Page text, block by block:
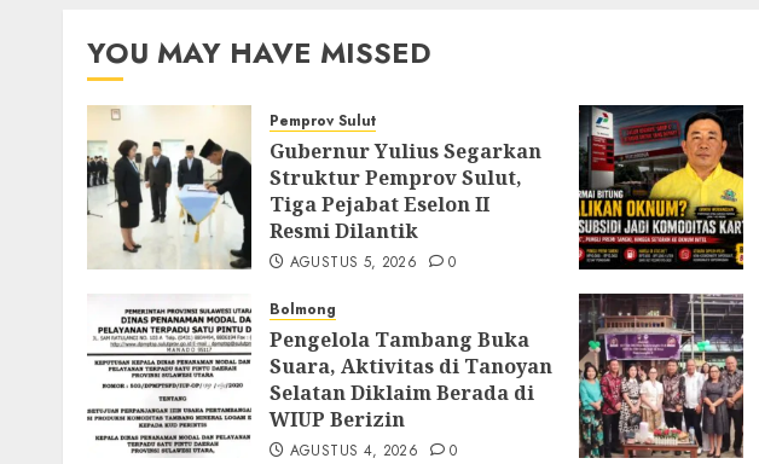
YOU MAY HAVE MISSED
Pemprov Sulut
Gubernur Yulius Segarkan
Struktur Pemprov Sulut,
Tiga Pejabat Eselon II
Resmi Dilantik
AGUSTUS 5, 2026 0
Bolmong
Pengelola Tambang Buka
Suara, Aktivitas di Tanoyan
Selatan Diklaim Berada di
WIUP Berizin
AGUSTUS 4, 2026 0